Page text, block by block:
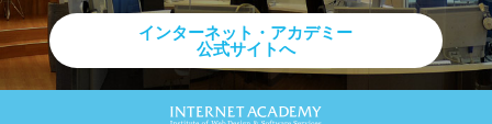
インターネット・アカデミー
公式サイトへ